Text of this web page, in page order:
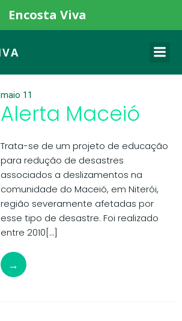
maio 11
Alerta Maceió
Trata-se de um projeto de educação
para redução de desastres
associados a deslizamentos na
comunidade do Maceió, em Niterói,
região severamente afetadas por
esse tipo de desastre. Foi realizado
entre 2010[…]
→
Encosta Viva